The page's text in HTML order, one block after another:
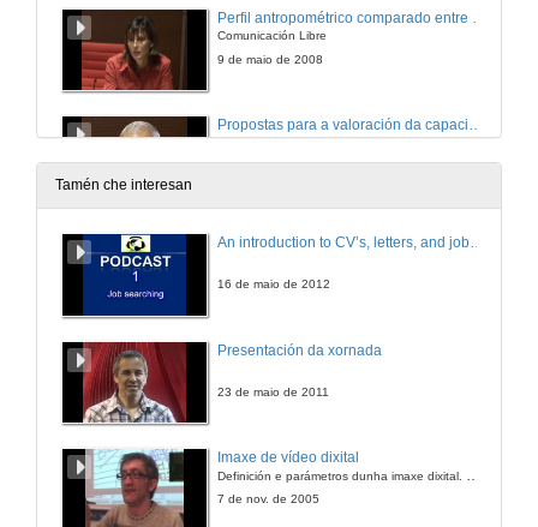
Comunicación Libre
9 de maio de 2008
Propostas para a valoración da capacidade e a potencia anaeróbica aláctica
9 de maio de 2008
Tamén che interesan
An introduction to CV’s, letters, and job searching
16 de maio de 2012
Presentación da xornada
23 de maio de 2011
Imaxe de vídeo dixital
7 de nov. de 2005